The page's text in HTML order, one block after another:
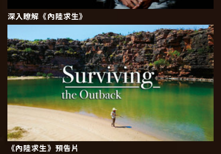
深入瞭解《內陸求生》
《內陸求生》預告片